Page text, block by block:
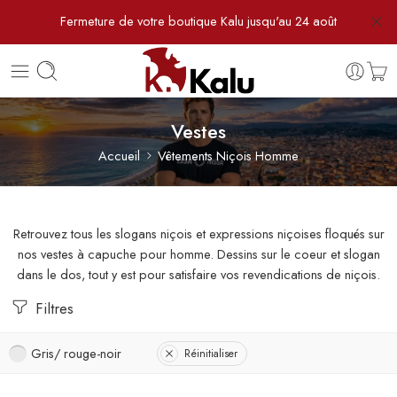
Fermeture de votre boutique Kalu jusqu'au 24 août
Vestes
Accueil Vêtements Niçois Homme
Retrouvez tous les slogans niçois et expressions niçoises floqués sur
nos vestes à capuche pour homme. Dessins sur le coeur et slogan
dans le dos, tout y est pour satisfaire vos revendications de niçois.
Filtres
Gris/ rouge-noir Réinitialiser